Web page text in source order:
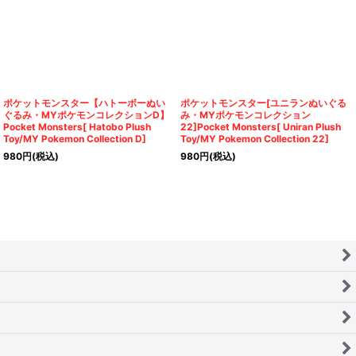
ポケットモンスター【ハトーボーぬい
ぐるみ・MYポケモンコレクションD】
Pocket Monsters[ Hatobo Plush
Toy/MY Pokemon Collection D]
980円(税込)
ポケットモンスター[ユニランぬいぐる
み・MYポケモンコレクション
22]Pocket Monsters[ Uniran Plush
Toy/MY Pokemon Collection 22]
980円(税込)